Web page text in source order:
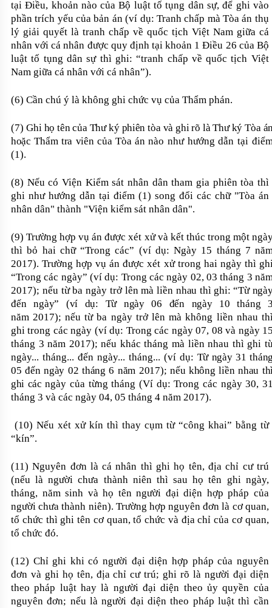
tại Điều, khoản nào của Bộ luật tố tụng dân sự, để ghi vào
phần trích yếu của bản án (ví dụ: Tranh chấp mà Tòa án thụ
lý giải quyết là tranh chấp về quốc tịch Việt Nam giữa cá
nhân với cá nhân được quy định tại khoản 1 Điều 26 của Bộ
luật tố tụng dân sự thì ghi: “tranh chấp về quốc tịch Việt
Nam giữa cá nhân với cá nhân”).
(6) Cần chú ý là không ghi chức vụ của Thẩm phán.
(7)Ghi họ tên của Thư ký phiên tòa và ghi rõ là Thư ký Tòa
hoặc Thẩm tra viên của Tòa ánnào như hướng dẫn tại
(1).
(8) Nếu có Viện Kiểm sát nhân dân tham gia phiên tòa thì
ghi như hướng dẫn tại điểm (1) song đổi các chữ "Tòa án
nhân dân" thành "Viện kiểm sát nhân dân".
(9) Trường hợp vụ án được xét xử và kết thúc trong một
thì bỏ hai chữ “Trong các” (ví dụ: Ngày 15 tháng 7
2017). Trường hợp vụ án được xét xử trong hai ngày thì
“Trong các ngày” (ví dụ: Trong các ngày 02, 03 tháng 3
2017); nếu từ ba ngày trở lên mà liền nhau thì ghi: “Từ
đến ngày” (ví dụ: Từ ngày 06 đến ngày 10 tháng
năm 2017); nếu từ ba ngày trở lên mà không liền nhau
ghi trong các ngày (ví dụ: Trong các ngày 07, 08 và ngày
tháng 3 năm 2017); nếu khác tháng mà liền nhau thì ghi
ngày... tháng... đến ngày... tháng... (ví dụ: Từ ngày 31
05 đến ngày 02 tháng 6 năm 2017); nếu không liền nhau
ghi cácngày của từng tháng (Ví dụ: Trong các ngày 30,
tháng 3 và các ngày 04, 05 tháng 4 năm 2017).
(10) Nếu xét xử kín thì thay cụm từ “công khai” bằng từ
“kín”.
(11) Nguyên đơn là cá nhân thì ghi họ tên, địa chỉ cư trú
(nếu là người chưa thành niên thì sau họ tên ghi ngày,
tháng, năm sinh và họ tên người đại diện hợp pháp của
người chưa thành niên). Trường hợp nguyên đơn là cơ quan,
tổ chức thì ghi tên cơ quan, tổ chức và địa chỉ của cơ quan,
tổ chức đó.
(12) Chỉ ghi khi có người đại diện hợp pháp của nguyên
đơn và ghi họ tên, địa chỉ cư trú; ghi rõ là người đại diện
theo pháp luật hay là người đại diện theo ủy quyền của
nguyên đơn; nếu là người đại diện theo pháp luật thì cần